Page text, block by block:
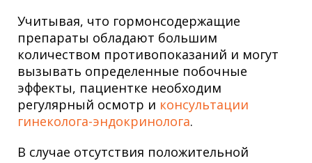
Учитывая, что гормонсодержащие
препараты обладают большим
количеством противопоказаний и могут
вызывать определенные побочные
эффекты, пациентке необходим
регулярный осмотр и консультации
гинеколога-эндокринолога.
В случае отсутствия положительной